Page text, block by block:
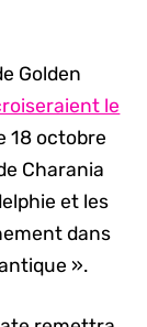
Golden
le
18 octobre
Charania
et les
dans
».